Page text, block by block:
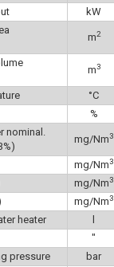
kW
m2
m3
°C
%
nominal.
mg/Nm3
mg/Nm3
mg/Nm3
mg/Nm3
heater
l
″
pressure
bar